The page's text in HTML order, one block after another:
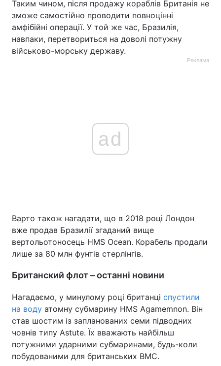
Таким чином, після продажу кораблів Британія не
зможе самостійно проводити повноцінні
амфібійні операції. У той же час, Бразилія,
навпаки, перетвориться на доволі потужну
військово-морську державу.
Реклама
ad
Варто також нагадати, що в 2018 році Лондон
вже продав Бразилії згаданий вище
вертольотоносець HMS Ocean. Корабель продали
лише за 80 млн фунтів стерлінгів.
Британский флот – останні новини
Нагадаємо, у минулому році британці спустили
на воду атомну субмарину HMS Agamemnon. Він
став шостим із запланованих семи підводних
човнів типу Astute. Їх вважають найбільш
потужними ударними субмаринами, будь-коли
побудованими для британських ВМС.